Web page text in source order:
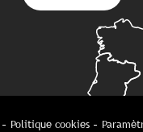
Politique cookies